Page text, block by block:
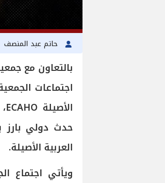
حاتم عبد المنصف
بالتعاون مع
اجتماعات
حدث دولي بارز
العربية الأصيلة.
ويأتي اجتماع